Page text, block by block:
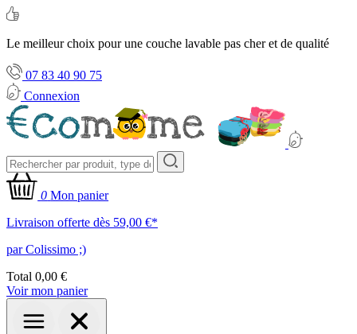
Le meilleur choix pour une couche lavable pas cher et de qualité
07 83 40 90 75
Connexion
0 Mon panier
Livraison offerte dès 59,00 €*
par Colissimo ;)
Total 0,00 €
Voir mon panier